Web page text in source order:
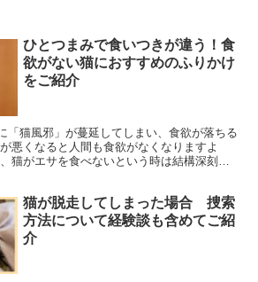
ひとつまみで食いつきが違う！食
欲がない猫におすすめのふりかけ
をご紹介
「猫風邪」が蔓延してしまい、食欲が落ちる
悪くなると人間も食欲がなくなりますよ
猫がエサを食べないという時は結構深刻な
猫が脱走してしまった場合 捜索
方法について経験談も含めてご紹
介